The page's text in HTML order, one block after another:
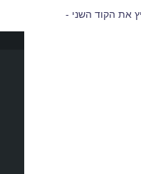
את הקוד השני -